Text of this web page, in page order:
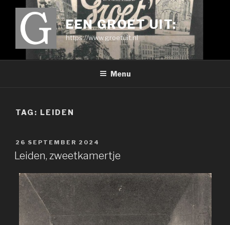
EEN GROET UIT:
https://www.groetuit.nl
Menu
TAG: LEIDEN
GEPLAATST
OP
26 SEPTEMBER 2024
Leiden, zweetkamertje